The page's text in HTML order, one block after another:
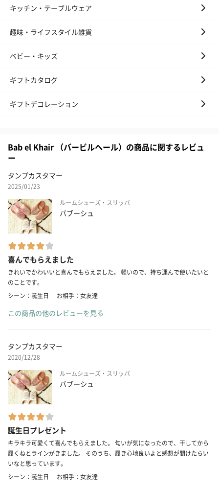
キッチン・テーブルウェア
趣味・ライフスタイル雑貨
ベビー・キッズ
ギフトカタログ
ギフトデコレーション
Bab el Khair （バービルヘール）の商品に関するレビュ
ー
タンプカスタマー
2025/01/23
ルームシューズ・スリッパ
バブーシュ
喜んでもらえました
きれいでかわいいと喜んでもらえました。 軽いので、持ち運んで使いたいと
のことです。
シーン：誕生日
お相手：女友達
この商品の他のレビューを見る
タンプカスタマー
2020/12/28
ルームシューズ・スリッパ
バブーシュ
誕生日プレゼント
キラキラ可愛くて喜んでもらえました。 匂いが気になったので、干してから
履くねとラインがきました。 そのうち、履き心地良いよと感想が聞けたらい
いなと思っています。
シーン：誕生日
お相手：女友達